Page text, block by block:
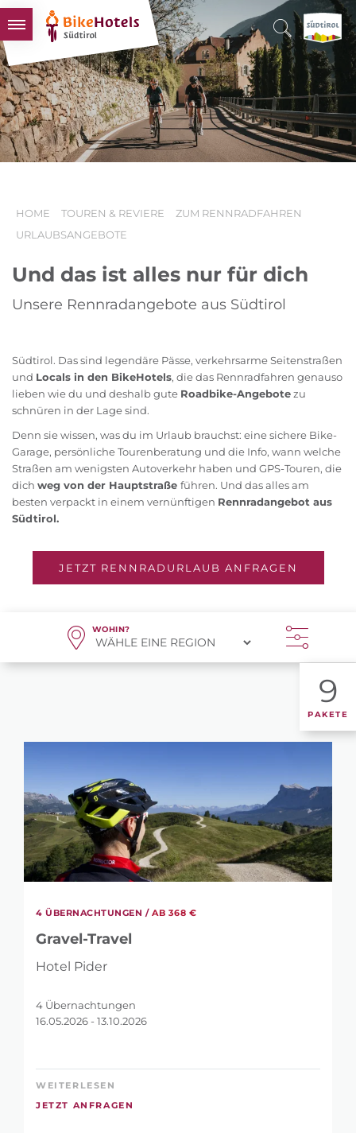
BIKEHOTELS
HOTELS & PAKETE
TOUREN & REVIERE
SÜDTIROL & WIR
HOME TOUREN & REVIERE
ZUM RENNRADFAHREN
URLAUBSANGEBOTE
Und das ist alles nur für dich
Unsere Rennradangebote aus Südtirol
Südtirol. Das sind legendäre Pässe, verkehrsarme Seitenstraßen
und Locals in den BikeHotels, die das Rennradfahren genauso
lieben wie du und deshalb gute Roadbike-Angebotezu
schnüren in der Lage sind.
Denn sie wissen, was du im Urlaub brauchst: eine sichere Bike-
Garage, persönliche Tourenberatung und die Info, wann welche
Straßen am wenigsten Autoverkehr haben und GPS-Touren, die
dich weg von der Hauptstraße führen. Und das alles am
besten verpackt in einem vernünftigen Rennradangebot aus
Südtirol.
JETZT RENNRADURLAUB ANFRAGEN
WOHIN?
9
PAKETE
4 ÜBERNACHTUNGEN / AB 368 €
Gravel-Travel
Hotel Pider
4 Übernachtungen
16.05.2026 - 13.10.2026
WEITERLESEN
JETZT ANFRAGEN